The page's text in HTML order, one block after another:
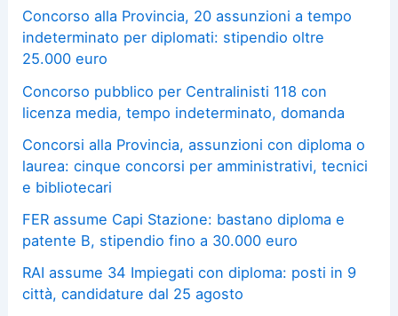
Concorso alla Provincia, 20 assunzioni a tempo
indeterminato per diplomati: stipendio oltre
25.000 euro
Concorso pubblico per Centralinisti 118 con
licenza media, tempo indeterminato, domanda
Concorsi alla Provincia, assunzioni con diploma o
laurea: cinque concorsi per amministrativi, tecnici
e bibliotecari
FER assume Capi Stazione: bastano diploma e
patente B, stipendio fino a 30.000 euro
RAI assume 34 Impiegati con diploma: posti in 9
città, candidature dal 25 agosto